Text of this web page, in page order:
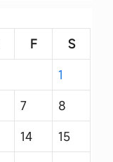
F
S
1
7
8
14
15